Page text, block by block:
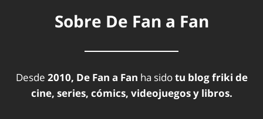
Sobre De Fan a Fan
Desde 2010, De Fan a Fan ha sidotu blog friki de
cine, series, cómics, videojuegos y libros.